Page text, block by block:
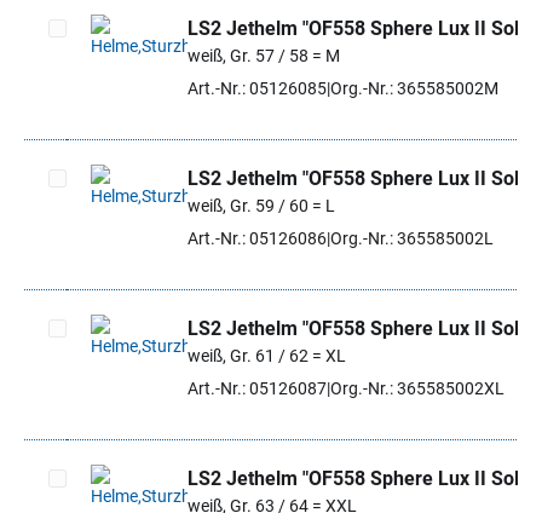
Artikel auswählen
LS2 Jethelm "OF558 Sphere Lux II Solid"
weiß, Gr. 57 / 58 = M
Art.-Nr.: 05126085Org.-Nr.: 365585002M
Artikel auswählen
LS2 Jethelm "OF558 Sphere Lux II Solid"
weiß, Gr. 59 / 60 = L
Art.-Nr.: 05126086Org.-Nr.: 365585002L
Artikel auswählen
LS2 Jethelm "OF558 Sphere Lux II Solid"
weiß, Gr. 61 / 62 = XL
Art.-Nr.: 05126087Org.-Nr.: 365585002XL
LS2 Jethelm "OF558 Sphere Lux II Solid"
weiß, Gr. 63 / 64 = XXL